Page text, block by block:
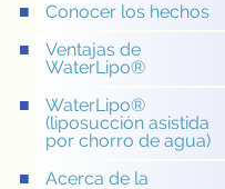
Conocer los hechos
Ventajas de
WaterLipo®
WaterLipo®
(liposucción asistida
por chorro de agua)
Acerca de la